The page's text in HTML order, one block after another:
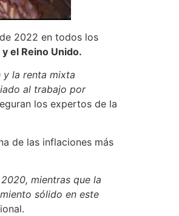
2022 en todos los
el Reino Unido.
y la renta mixta
al trabajo por
los expertos de la
de las inflaciones más
mientras que la
sólido en este